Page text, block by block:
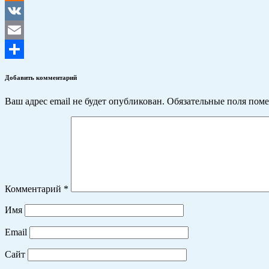
Odnoklassniki
VK
Email
Добавить комментарий
Ваш адрес email не будет опубликован. Обязательные поля
Комментарий *
Имя
Email
Сайт